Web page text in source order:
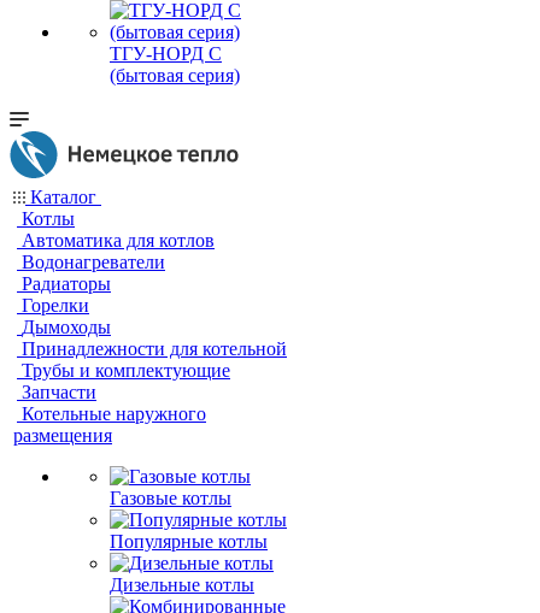
ТГУ-НОРД С
(бытовая серия)
Каталог
Котлы
Автоматика для котлов
Водонагреватели
Радиаторы
Горелки
Дымоходы
Принадлежности для котельной
Трубы и комплектующие
Запчасти
Котельные наружного
размещения
Газовые котлы
Популярные котлы
Дизельные котлы